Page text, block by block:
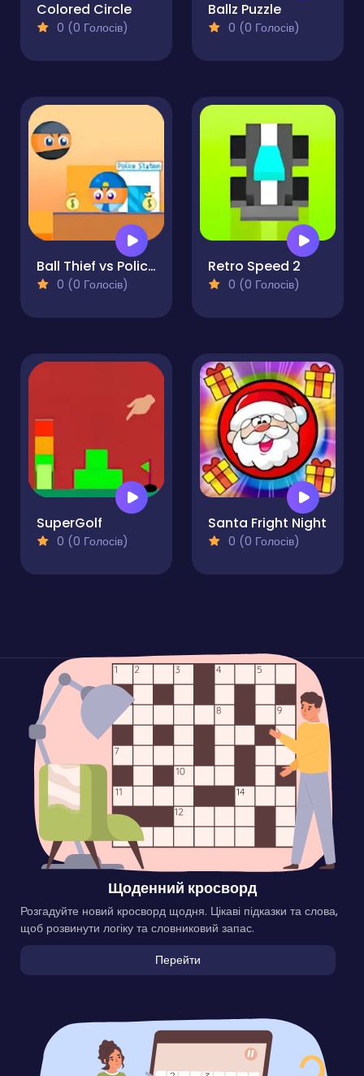
Colored Circle
0 (0 Голосів)
Ballz Puzzle
0 (0 Голосів)
Ball Thief vs Police 2
0 (0 Голосів)
Retro Speed 2
0 (0 Голосів)
SuperGolf
0 (0 Голосів)
Santa Fright Night
0 (0 Голосів)
Щоденний кросворд
Розгадуйте новий кросворд щодня. Цікаві підказки та слова,
щоб розвинути логіку та словниковий запас.
Перейти